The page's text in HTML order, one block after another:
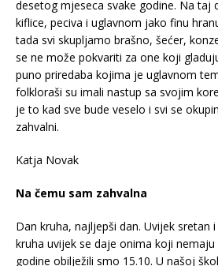
desetog mjeseca svake godine. Na taj
kiflice, peciva i uglavnom jako finu
tada svi skupljamo brašno, šećer,
se ne može pokvariti za one koji
puno priredaba kojima je uglavnom
folkloraši su imali nastup sa svojim
je to kad sve bude veselo i svi se
zahvalni.
Katja Novak
Na čemu sam zahvalna
Dan kruha, najljepši dan. Uvijek sretan
kruha uvijek se daje onima koji
godine obilježili smo 15.10. U našoj